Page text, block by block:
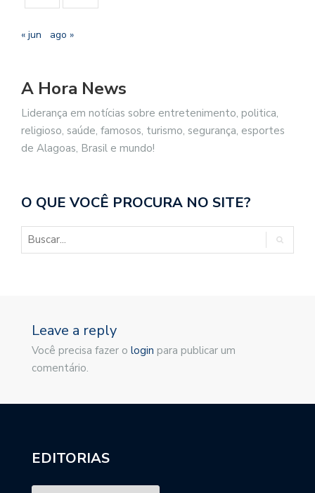
« jun ago »
A Hora News
Liderança em notícias sobre entretenimento, politica,
religioso, saúde, famosos, turismo, segurança, esportes
de Alagoas, Brasil e mundo!
O QUE VOCÊ PROCURA NO SITE?
Leave a reply
Você precisa fazer o login para publicar um
comentário.
EDITORIAS